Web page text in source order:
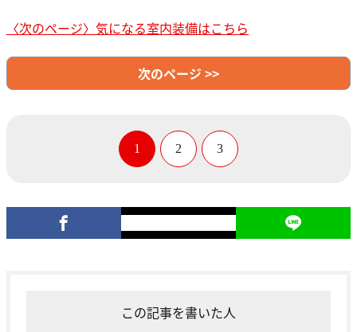
〈次のページ〉気になる室内装備はこちら
次のページ >>
1 2 3
この記事を書いた人